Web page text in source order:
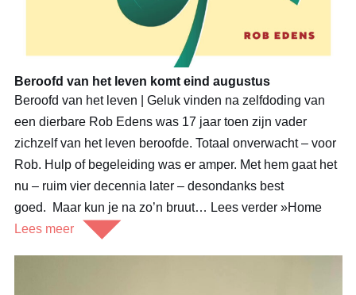
Beroofd van het leven komt eind augustus
Beroofd van het leven | Geluk vinden na zelfdoding van
een dierbare Rob Edens was 17 jaar toen zijn vader
zichzelf van het leven beroofde. Totaal onverwacht – voor
Rob. Hulp of begeleiding was er amper. Met hem gaat het
nu – ruim vier decennia later – desondanks best
goed. Maar kun je na zo’n bruut… Lees verder »Home
Lees meer